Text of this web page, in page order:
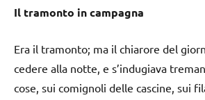
Il tramonto in campagna
Era il tramonto; ma il chiarore del
cedere alla notte, e s’indugiava
cose, sui comignoli delle cascine, sui